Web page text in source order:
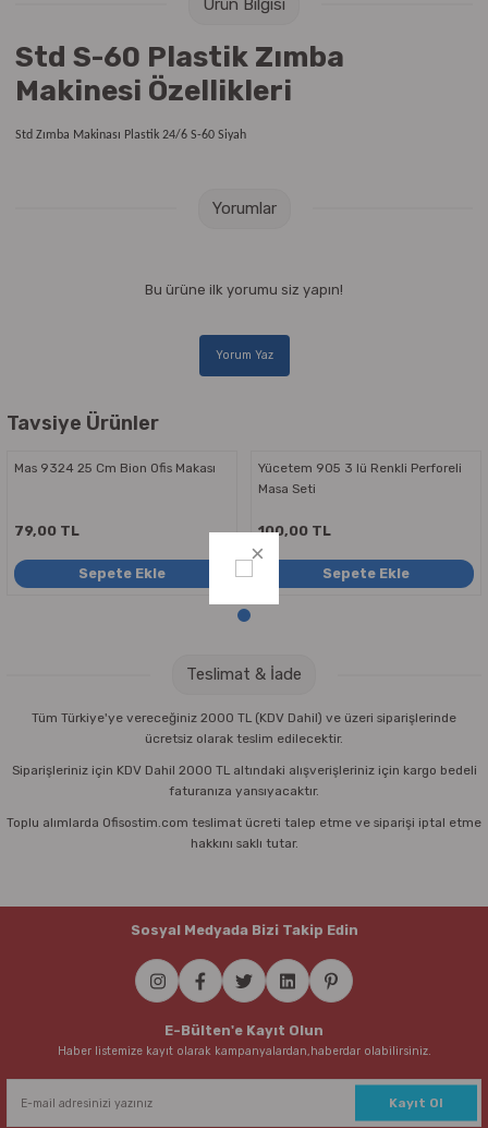
Raptiye & İğneler
Silgiler
Zımbalar
Daksiller
Tual
Akrilik Boyalar
Fırçalar
Guaj Boyaları
Parmak Boyaları
Pastel Boyalar
Sulu Boyalar
Std S-60 Plastik Zımba
Makinesi Özellikleri
Std Zımba Makinası Plastik 24/6 S-60 Siyah
Yorumlar
Bu ürüne ilk yorumu siz yapın!
Yorum Yaz
Tavsiye Ürünler
Mas 9324 25 Cm Bion Ofis Makası
79,00 TL
Sepete Ekle
Yücetem 905 3 lü Renkli Perforeli
Masa Seti
100,00 TL
Sepete Ekle
Teslimat & İade
Tüm Türkiye'ye vereceğiniz 2000 TL (KDV Dahil) ve üzeri siparişlerinde
ücretsiz olarak teslim edilecektir.
Siparişleriniz için KDV Dahil 2000 TL altındaki alışverişleriniz için kargo bedeli
faturanıza yansıyacaktır.
Toplu alımlarda Ofisostim.com teslimat ücreti talep etme ve siparişi iptal etme
hakkını saklı tutar.
Sosyal Medyada Bizi Takip Edin
E-Bülten'e Kayıt Olun
Haber listemize kayıt olarak kampanyalardan,haberdar olabilirsiniz.
Kayıt Ol